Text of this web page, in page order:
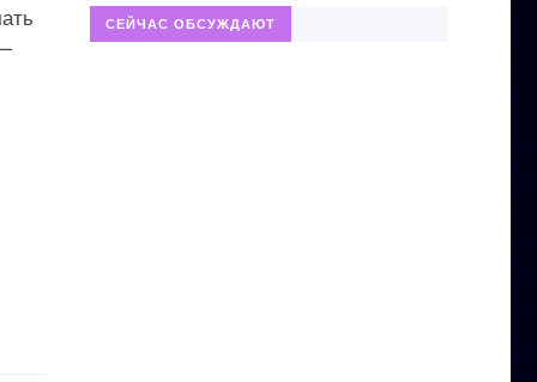
СЕЙЧАС ОБСУЖДАЮТ